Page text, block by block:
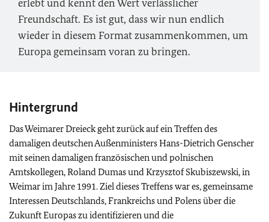
erlebt und kennt den Wert verlässlicher
Freundschaft. Es ist gut, dass wir nun endlich
wieder in diesem Format zusammenkommen, um
Europa gemeinsam voran zu bringen.
Hintergrund
Das Weimarer Dreieck geht zurück auf ein Treffen des
damaligen deutschen Außenministers Hans-Dietrich Genscher
mit seinen damaligen französischen und polnischen
Amtskollegen, Roland Dumas und Krzysztof Skubiszewski, in
Weimar im Jahre 1991. Ziel dieses Treffens war es, gemeinsame
Interessen Deutschlands, Frankreichs und Polens über die
Zukunft Europas zu identifizieren und die